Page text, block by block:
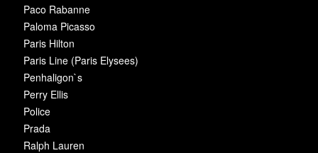
Paco Rabanne
Paloma Picasso
Paris Hilton
Paris Line (Paris Elysees)
Penhaligon`s
Perry Ellis
Police
Prada
Ralph Lauren